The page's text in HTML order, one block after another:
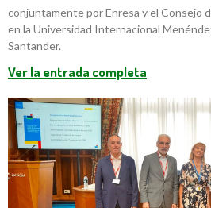
conjuntamente por Enresa y el Consejo
en la Universidad Internacional
Santander.
Ver la entrada completa